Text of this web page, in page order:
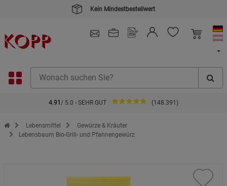
Kein Mindestbestellwert
4.91 / 5.0 - SEHR GUT (148.391)
Zur Startseite des Kopp Verlag Online-Shop
Lebensmittel
Gewürze & Kräuter
Lebensbaum Bio-Grill- und Pfannengewürz